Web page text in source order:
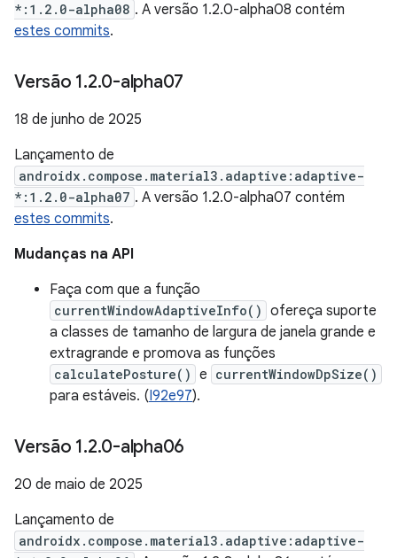
*:1.2.0-alpha08 . A versão 1.2.0-alpha08 contém
estes commits.
Versão 1.2.0-alpha07
18 de junho de 2025
Lançamento de
androidx.compose.material3.adaptive:adaptive-
*:1.2.0-alpha07 . A versão 1.2.0-alpha07 contém
estes commits.
Mudanças na API
Faça com que a função
currentWindowAdaptiveInfo() ofereça suporte
a classes de tamanho de largura de janela grande e
extragrande e promova as funções
calculatePosture() e currentWindowDpSize()
para estáveis. (I92e97).
Versão 1.2.0-alpha06
20 de maio de 2025
Lançamento de
androidx.compose.material3.adaptive:adaptive-